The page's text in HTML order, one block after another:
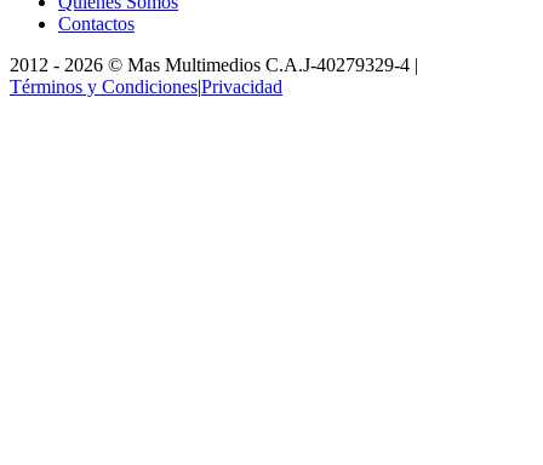
Contactos
2012 - 2026 © Mas Multimedios C.A.J-40279329-4 |
Términos y Condiciones|Privacidad